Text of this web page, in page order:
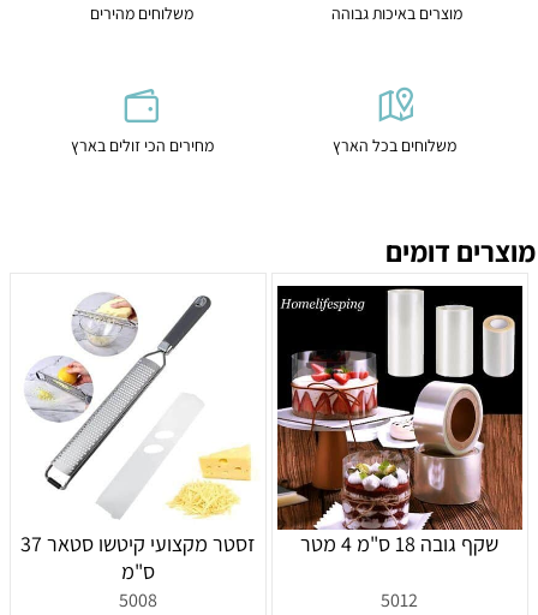
מוצרים באיכות גבוהה משלוחים מהירים
משלוחים בכל הארץ מחירים הכי זולים בארץ
מוצרים דומים
שקף גובה 18 ס"מ 4 מטר
5012
זסטר מקצועי קיטשו סטאר 37
ס"מ
5008